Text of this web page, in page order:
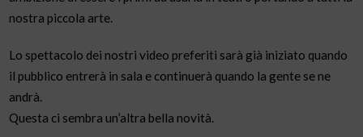
nostra piccola arte.
Lo spettacolo dei nostri video preferiti sarà già iniziato quando
il pubblico entrerà in sala e continuerà quando la gente se ne
andrà.
Questa ci sembra un’altra bella novità.